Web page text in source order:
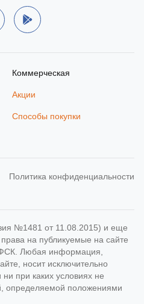
Коммерческая
Акции
Способы покупки
Политика конфиденциальности
№1481 от 11.08.2015) и еще
на публикуемые на сайте
Любая информация,
носит исключительно
при каких условиях не
определяемой положениями